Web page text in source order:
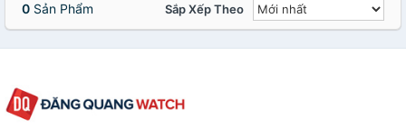
0 Sản Phẩm Sắp Xếp Theo